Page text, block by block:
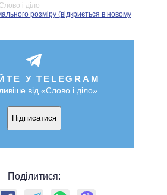
Слово і діло
розміру (відкриється в новому
У TELEGRAM
від «Слово і діло»
Підписатися
Поділитися: